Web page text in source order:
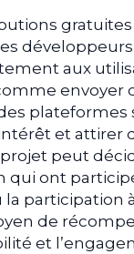
aux
et
peut
ont
la
de
et